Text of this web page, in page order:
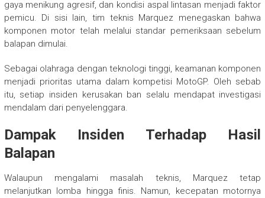
gaya menikung agresif, dan kondisi aspal lintasan menjadi faktor
pemicu. Di sisi lain, tim teknis Marquez menegaskan bahwa
komponen motor telah melalui standar pemeriksaan sebelum
balapan dimulai.
Sebagai olahraga dengan teknologi tinggi, keamanan komponen
menjadi prioritas utama dalam kompetisi MotoGP. Oleh sebab
itu, setiap insiden kerusakan ban selalu mendapat investigasi
mendalam dari penyelenggara.
Dampak Insiden Terhadap Hasil
Balapan
Walaupun mengalami masalah teknis, Marquez tetap
melanjutkan lomba hingga finis. Namun, kecepatan motornya